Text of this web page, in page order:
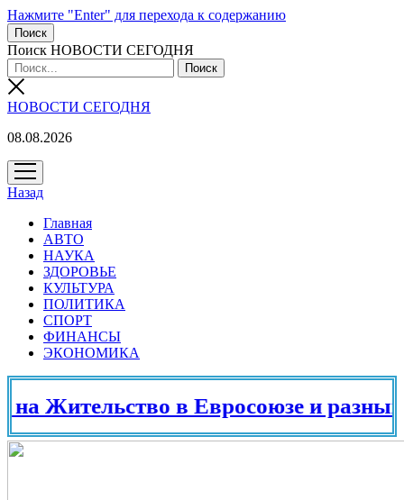
Нажмите "Enter" для перехода к содержанию
Поиск
Поиск НОВОСТИ СЕГОДНЯ
НОВОСТИ СЕГОДНЯ
08.08.2026
открыть
меню
Назад
Главная
АВТО
НАУКА
ЗДОРОВЬЕ
КУЛЬТУРА
ПОЛИТИКА
СПОРТ
ФИНАНСЫ
ЭКОНОМИКА
в Евросоюзе и разных